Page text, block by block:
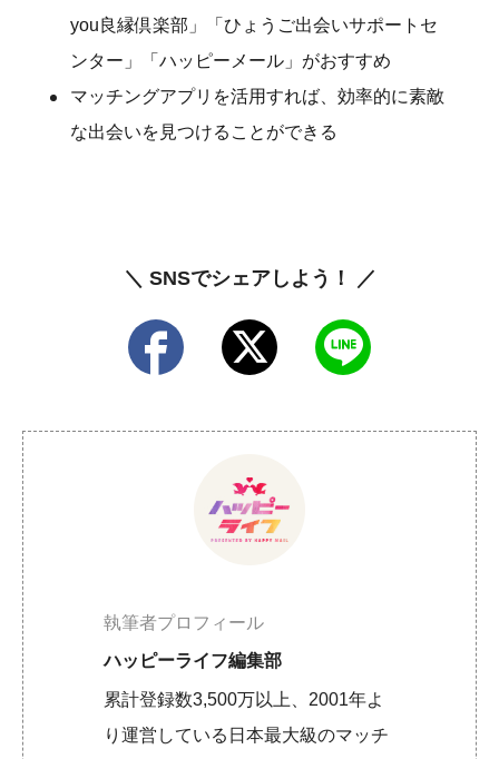
you良縁倶楽部」「ひょうご出会いサポートセ
ンター」「ハッピーメール」がおすすめ
マッチングアプリを活用すれば、効率的に素敵
な出会いを見つけることができる
＼ SNSでシェアしよう！ ／
執筆者プロフィール
ハッピーライフ編集部
累計登録数3,500万以上、2001年よ
り運営している日本最大級のマッチ